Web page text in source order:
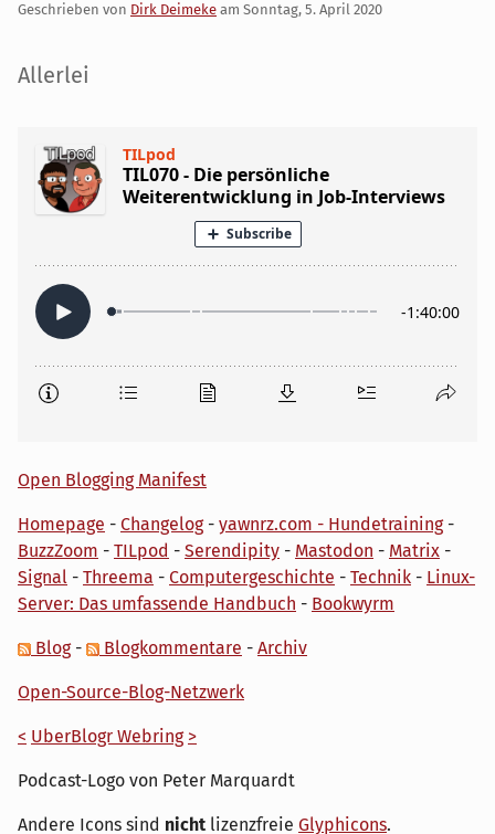
Geschrieben von Dirk Deimeke am Sonntag, 5. April 2020
Seitenleiste
Allerlei
Open Blogging Manifest
Homepage - Changelog- yawnrz.com - Hundetraining-
BuzzZoom - TILpod - Serendipity - Mastodon - Matrix -
Signal - Threema - Computergeschichte - Technik - Linux-
Server: Das umfassende Handbuch - Bookwyrm
Blog- Blogkommentare - Archiv
Open-Source-Blog-Netzwerk
< UberBlogr Webring >
Podcast-Logo von Peter Marquardt
Andere Icons sind nicht lizenzfreie Glyphicons.